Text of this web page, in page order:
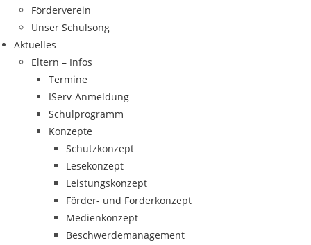
Förderverein
Unser Schulsong
Aktuelles
Eltern – Infos
Termine
IServ-Anmeldung
Schulprogramm
Konzepte
Schutzkonzept
Lesekonzept
Leistungskonzept
Förder- und Forderkonzept
Medienkonzept
Beschwerdemanagement